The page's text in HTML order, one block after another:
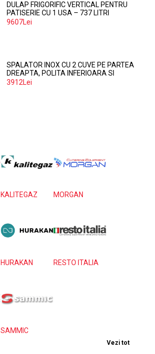
DULAP FRIGORIFIC VERTICAL PENTRU
PATISERIE CU 1 USA – 737 LITRI
9607Lei
SPALATOR INOX CU 2 CUVE PE PARTEA
DREAPTA, POLITA INFERIOARA SI
SPATIU MASINA SPALAT 160*70*85
3912Lei
KALITEGAZ MORGAN
HURAKAN RESTO ITALIA
SAMMIC
Vezi tot